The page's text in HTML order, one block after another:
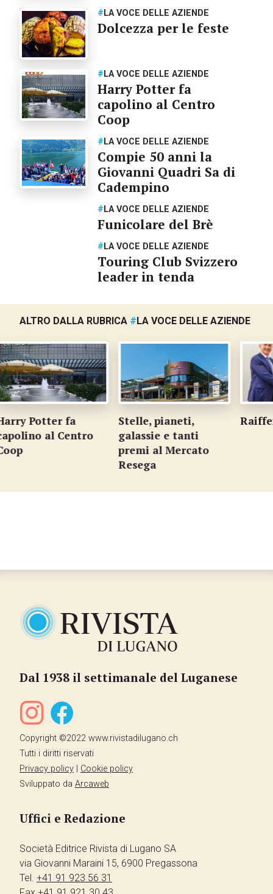
# LA VOCE DELLE AZIENDE
Dolcezza per le feste
# LA VOCE DELLE AZIENDE
Harry Potter fa
capolino al Centro
Coop
# LA VOCE DELLE AZIENDE
Compie 50 anni la
Giovanni Quadri Sa di
Cadempino
# LA VOCE DELLE AZIENDE
Funicolare del Brè
# LA VOCE DELLE AZIENDE
Touring Club Svizzero
leader in tenda
ALTRO DALLA RUBRICA #LA VOCE DELLE AZIENDE
fa
al Centro
Stelle, pianeti,
galassie e tanti
premi al Mercato
Raiffeisen
…
Dal 1938 il settimanale del Luganese
Copyright ©2022 www.rivistadilugano.ch
Tutti i diritti riservati
Privacy policy
Cookie policy
Sviluppato da Arcaweb
Uffici e Redazione
Società Editrice Rivista di Lugano SA
via Giovanni Maraini 15, 6900 Pregassona
Tel. +41 91 923 56 31